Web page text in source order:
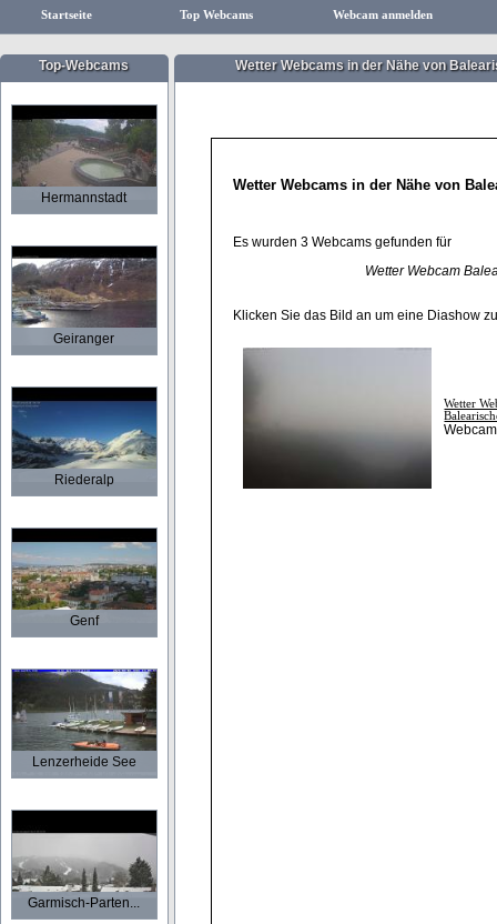
Startseite Top Webcams Webcam anmelden
Top-Webcams
Hermannstadt
Geiranger
Riederalp
Genf
Lenzerheide See
Garmisch-Parten...
Wetter Webcams in der Nähe von
Wetter Webcams in der Nähe von
Es wurden 3 Webcams gefunden für
Wetter Webcam
Klicken Sie das Bild an um eine Diashow
Wetter